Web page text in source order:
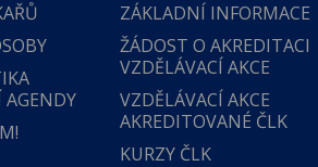
ZÁKLADNÍ INFORMACE
ŽÁDOST O AKREDITACI
VZDĚLÁVACÍ AKCE
VZDĚLÁVACÍ AKCE
AKREDITOVANÉ ČLK
KURZY ČLK